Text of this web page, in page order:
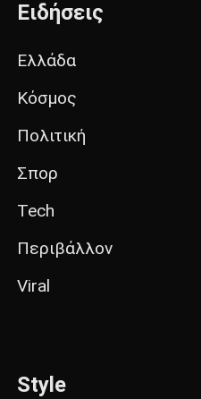
Ειδήσεις
Ελλάδα
Κόσμος
Πολιτική
Σπορ
Tech
Περιβάλλον
Viral
Style